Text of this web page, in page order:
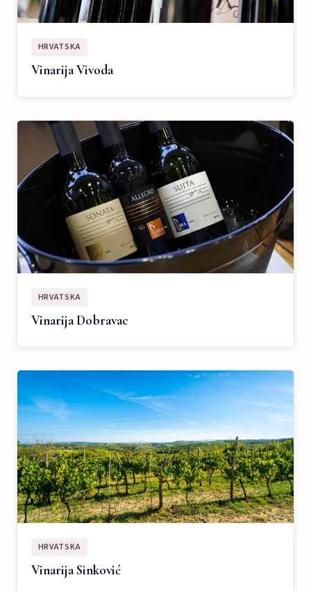
HRVATSKA
Vinarija Vivoda
HRVATSKA
Vinarija Dobravac
HRVATSKA
Vinarija Sinković